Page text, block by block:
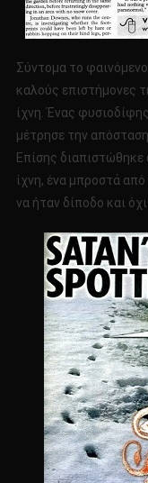
Σύντομα το
καλούς επιστήμονες
ίχνη. Ένας
μέτρησε την
Επίσης
ίχνη, ένα μπροστά
να ήταν δίποδο και